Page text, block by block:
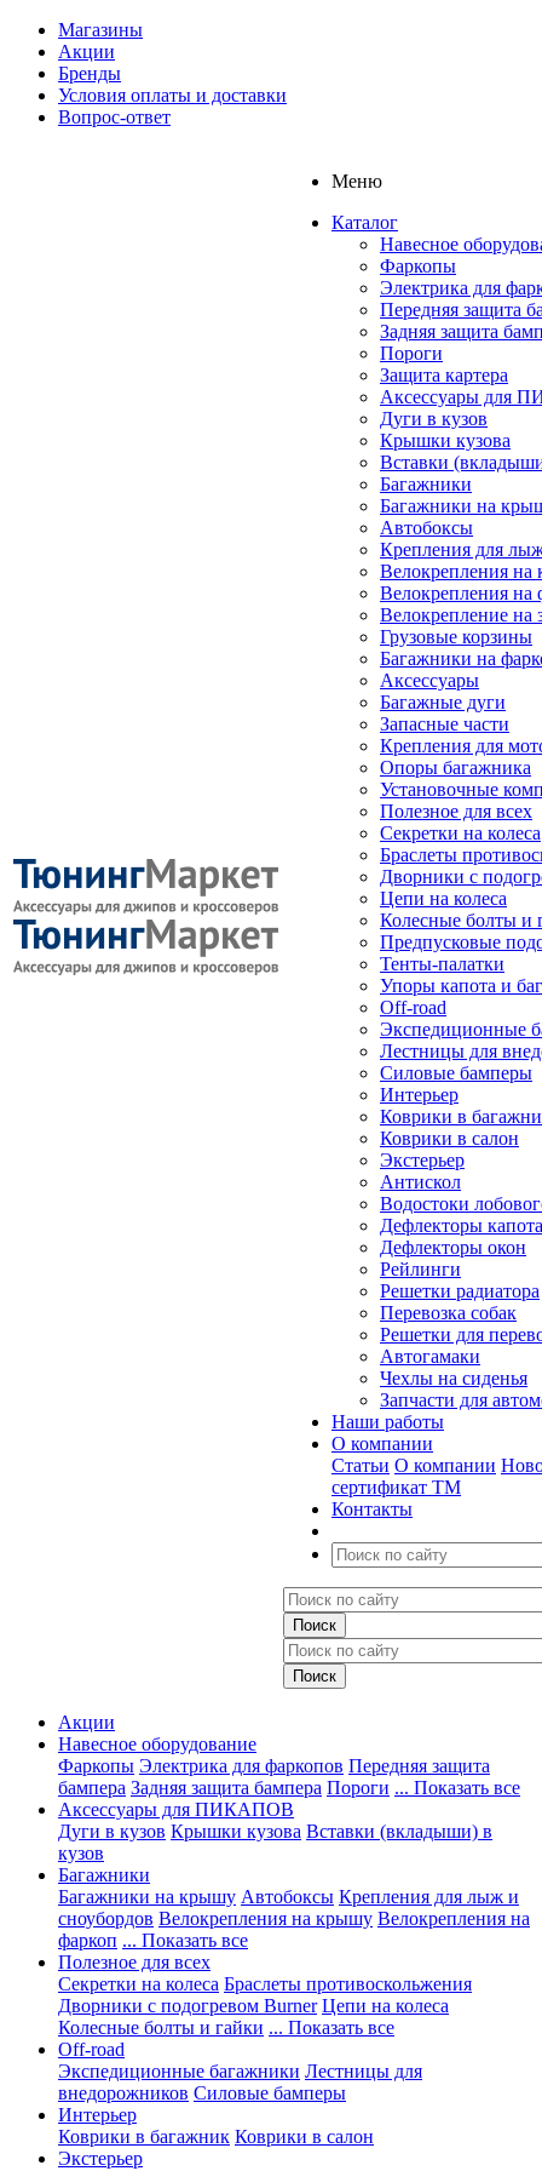
Магазины
Акции
Бренды
Условия оплаты и доставки
Вопрос-ответ
Меню
Каталог
Навесное
Фаркопы
Электрика для
Передняя защита
Задняя защита
Пороги
Защита картера
Аксессуары для
Дуги в кузов
Крышки кузова
Вставки
Багажники
Багажники на
Автобоксы
Крепления для
Велокрепления
Велокрепления на
Велокрепление на
Грузовые корзины
Багажники на
Аксессуары
Багажные дуги
Запасные части
Крепления для
Опоры багажника
Установочные
Полезное для всех
Секретки на колеса
Браслеты
Дворники с
Цепи на колеса
Колесные болты и
Предпусковые
Тенты-палатки
Упоры капота и
Off-road
Экспедиционные
Лестницы для
Силовые бамперы
Интерьер
Коврики в
Коврики в салон
Экстерьер
Антискол
Водостоки
Дефлекторы капота
Дефлекторы окон
Рейлинги
Решетки радиатора
Перевозка собак
Решетки для
Автогамаки
Чехлы на сиденья
Запчасти для
Наши работы
О компании
Статьи О компании
сертификат ТМ
Контакты
Акции
Навесное оборудование
Фаркопы Электрика для фаркопов Передняя защита
бампера Задняя защита бампера Пороги ... Показать все
Аксессуары для ПИКАПОВ
Дуги в кузов Крышки кузова Вставки (вкладыши) в
кузов
Багажники
Багажники на крышу Автобоксы Крепления для лыж и
сноубордов Велокрепления на крышу Велокрепления на
фаркоп ... Показать все
Полезное для всех
Секретки на колеса Браслеты противоскольжения
Дворники с подогревом Burner Цепи на колеса
Колесные болты и гайки ... Показать все
Off-road
Экспедиционные багажники Лестницы для
внедорожников Силовые бамперы
Интерьер
Коврики в багажник Коврики в салон
Экстерьер